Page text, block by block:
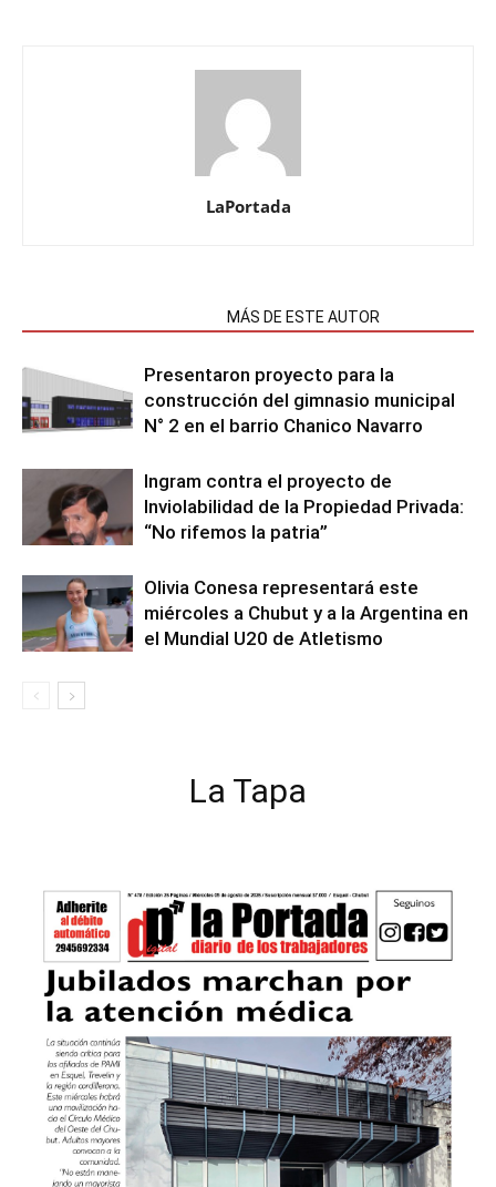
LaPortada
MÁS DE ESTE AUTOR
Presentaron proyecto para la
construcción del gimnasio municipal
N° 2 en el barrio Chanico Navarro
Ingram contra el proyecto de
Inviolabilidad de la Propiedad Privada:
“No rifemos la patria”
Olivia Conesa representará este
miércoles a Chubut y a la Argentina en
el Mundial U20 de Atletismo
La Tapa